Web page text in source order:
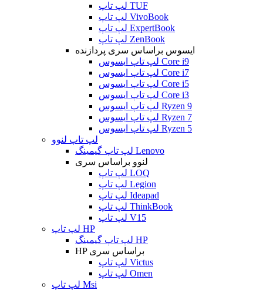
لپ تاپ TUF
لپ تاپ VivoBook
لپ تاپ ExpertBook
لپ تاپ ZenBook
ایسوس براساس سری پردازنده
لپ تاپ ایسوس Core i9
لپ تاپ ایسوس Core i7
لپ تاپ ایسوس Core i5
لپ تاپ ایسوس Core i3
لپ تاپ ایسوس Ryzen 9
لپ تاپ ایسوس Ryzen 7
لپ تاپ ایسوس Ryzen 5
لپ تاپ لنوو
لپ تاپ گیمینگ Lenovo
لنوو براساس سری
لپ تاپ LOQ
لپ تاپ Legion
لپ تاپ Ideapad
لپ تاپ ThinkBook
لپ تاپ V15
لپ تاپ HP
لپ تاپ گیمینگ HP
HP براساس سری
لپ تاپ Victus
لپ تاپ Omen
لپ تاپ Msi